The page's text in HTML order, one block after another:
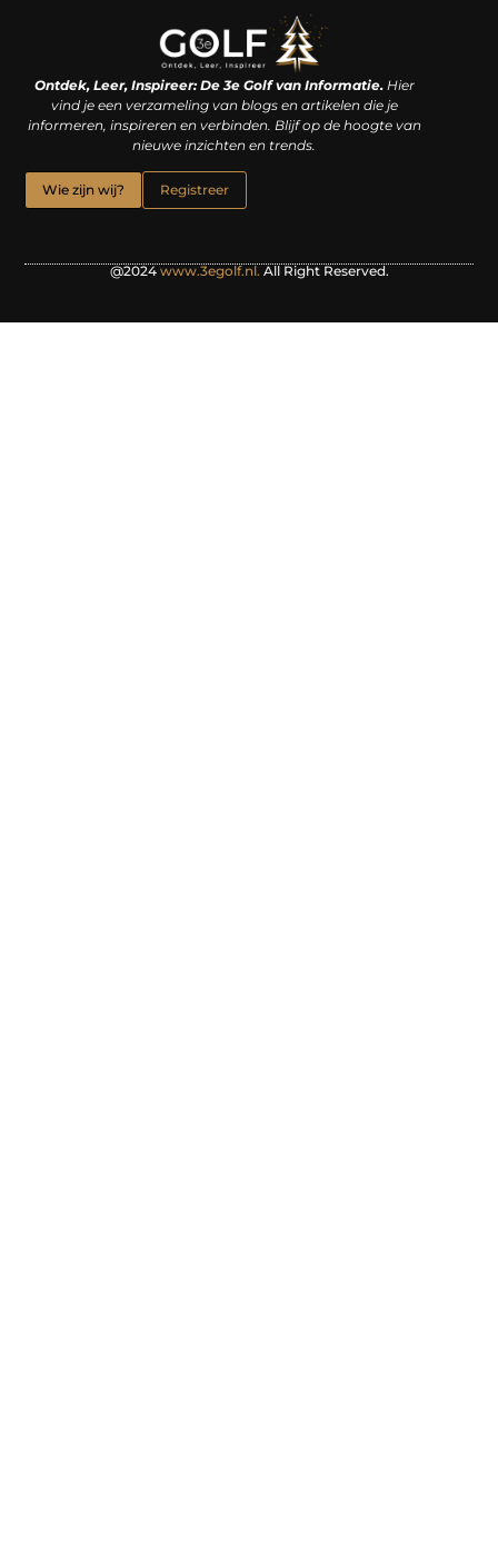
Ontdek, Leer, Inspireer: De 3e Golf van Informatie.Hier
vind je een verzameling van blogs en artikelen die je
informeren, inspireren en verbinden. Blijf op de hoogte van
nieuwe inzichten en trends.
Wie zijn wij? Registreer
@2024www.3egolf.nl.All Right Reserved.